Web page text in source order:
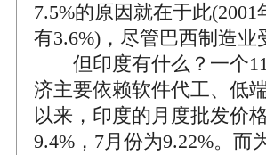
7.5%的原因就在于此
有3.6%)，尽管巴西制造
但印度有什么？一个11
济主要依赖软件代工、低
以来，印度的月度批发价
9.4%，7月份为9.22%。